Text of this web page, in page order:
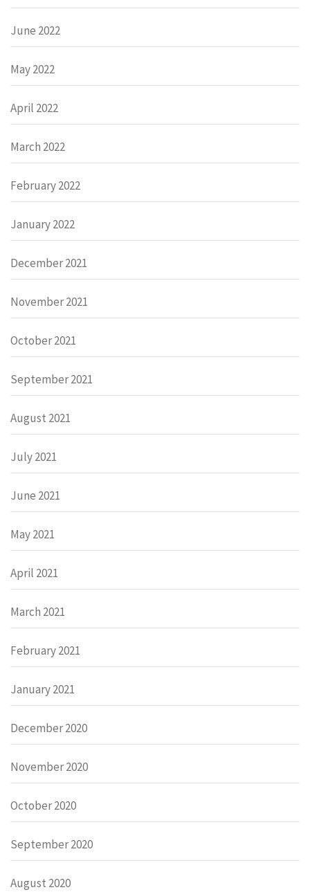
June 2022
May 2022
April 2022
March 2022
February 2022
January 2022
December 2021
November 2021
October 2021
September 2021
August 2021
July 2021
June 2021
May 2021
April 2021
March 2021
February 2021
January 2021
December 2020
November 2020
October 2020
September 2020
August 2020